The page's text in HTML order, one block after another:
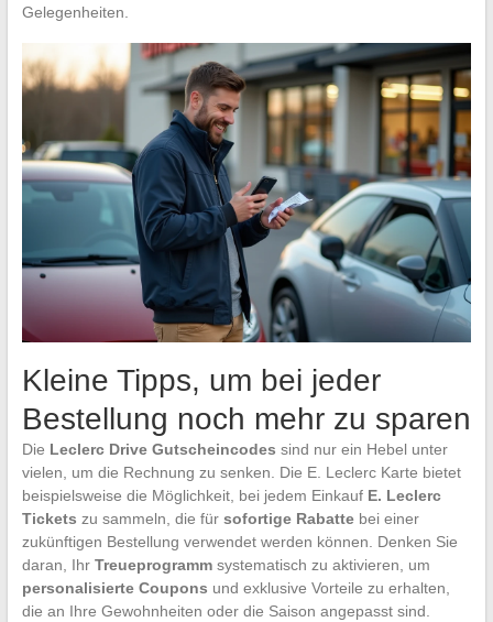
Gelegenheiten.
Kleine Tipps, um bei jeder
Bestellung noch mehr zu sparen
Die Leclerc Drive Gutscheincodes sind nur ein Hebel unter
vielen, um die Rechnung zu senken. Die E. Leclerc Karte bietet
beispielsweise die Möglichkeit, bei jedem Einkauf E. Leclerc
Tickets zu sammeln, die für sofortige Rabattebei einer
zukünftigen Bestellung verwendet werden können. Denken Sie
daran, Ihr Treueprogrammsystematisch zu aktivieren, um
personalisierte Coupons und exklusive Vorteile zu erhalten,
die an Ihre Gewohnheiten oder die Saison angepasst sind.